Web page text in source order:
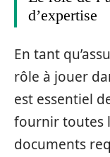
d’expertise
En tant
rôle à jouer
est essentiel
fournir toutes
documents